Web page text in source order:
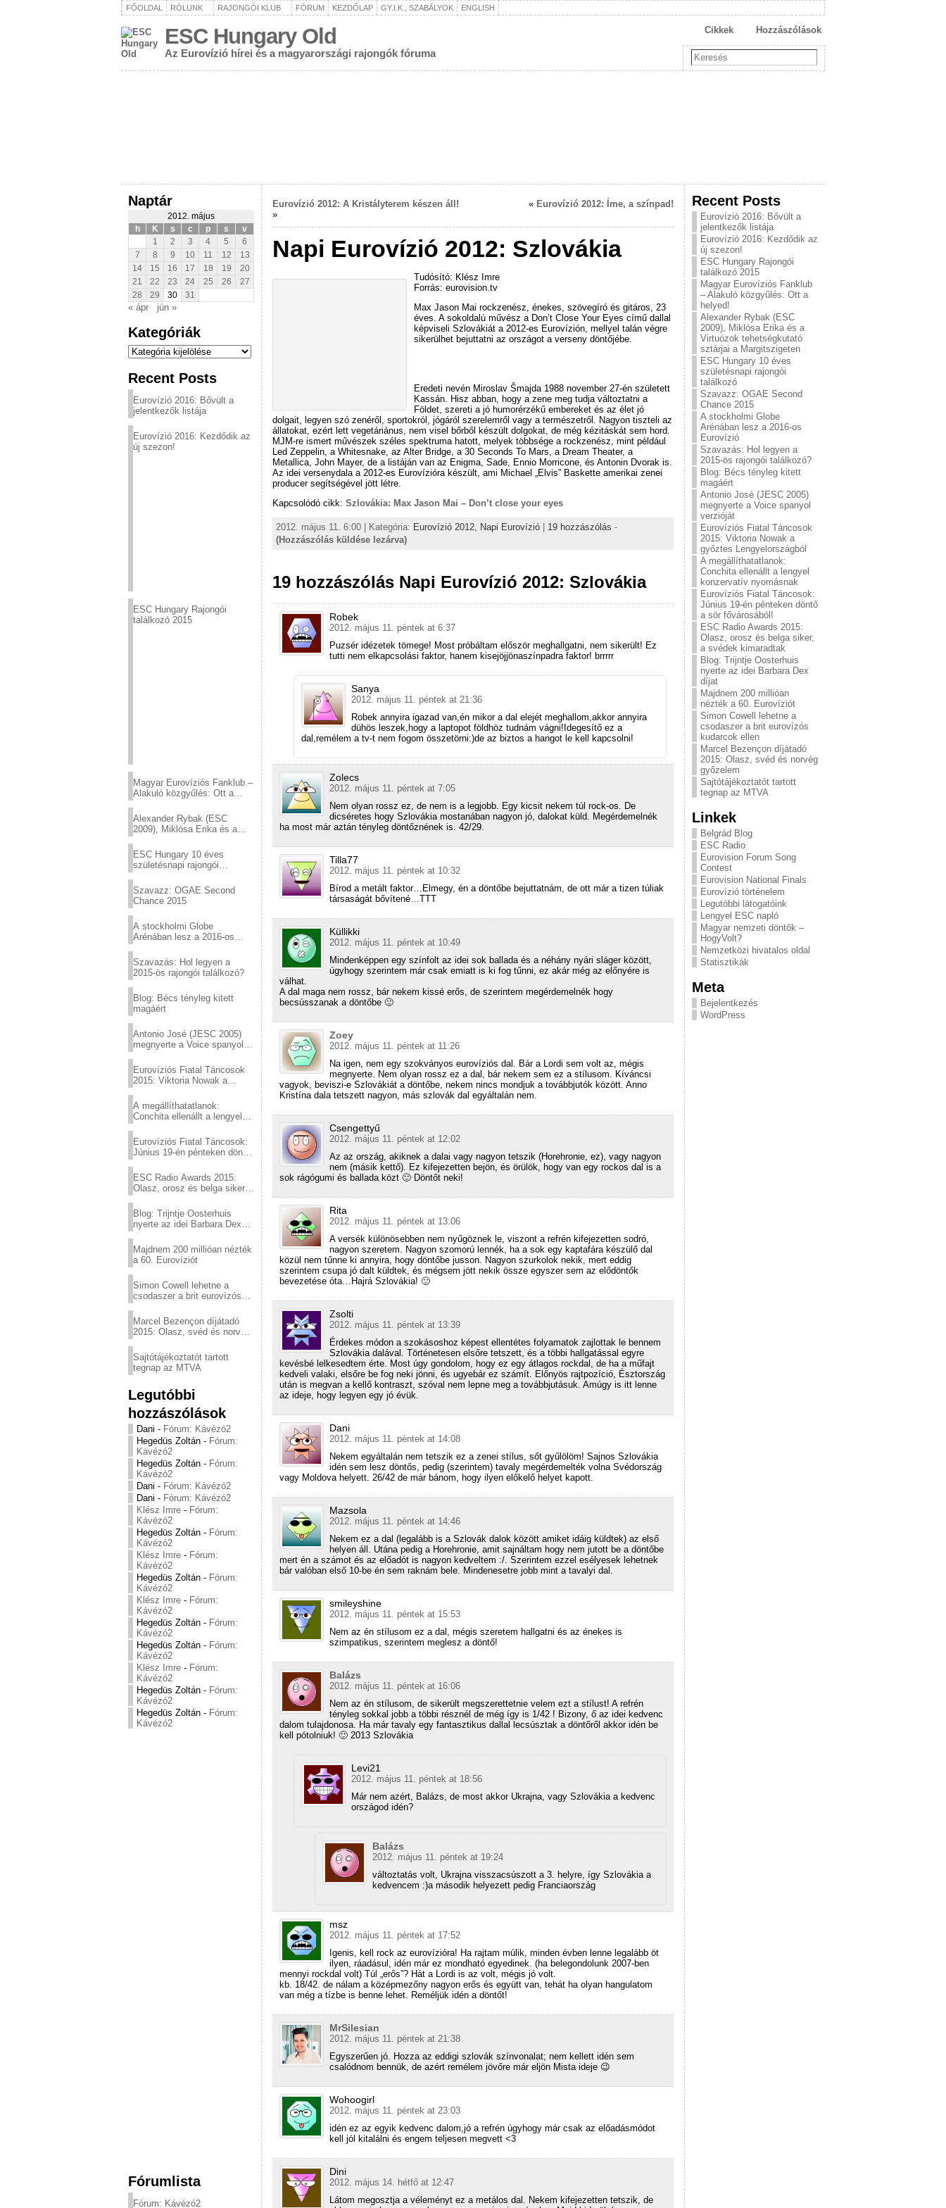
FŐOLDAL RÓLUNK RAJONGÓI KLUB FÓRUM KEZDŐLAP GY.I.K., SZABÁLYOK ENGLISH
ESC Hungary Old
Az Eurovízió hírei és a magyarországi rajongók fóruma
Hozzászólások
Cikkek
Naptár
2012. május
h
K s c p s
v
1
2 3 4 5
6
7
8 9 10 11 12
13
14
15 16 17 18 19
20
21
22 23 24 25 26
27
28
29 30 31
« ápr jún »
Kategóriák
Kategóriák
Recent Posts
Eurovízió 2016: Bővült a
jelentkezők listája
Eurovízió 2016: Kezdődik az
új szezon!
ESC Hungary Rajongói
találkozó 2015
Magyar Eurovíziós Fanklub –
Alakuló közgyűlés: Ott a
Alexander Rybak (ESC
2009), Miklósa Erika és a
sztárjai a Margitszigeten
ESC Hungary 10 éves
születésnapi rajongói
Szavazz: OGAE Second
Chance 2015
A stockholmi Globe
Arénában lesz a 2016-os
Szavazás: Hol legyen a
2015-ös rajongói találkozó?
Blog: Bécs tényleg kitett
magáért
Antonio José (JESC 2005)
megnyerte a Voice spanyol
Eurovíziós Fiatal Táncosok
2015: Viktoria Nowak a
A megállíthatatlanok:
Conchita ellenállt a lengyel
Eurovíziós Fiatal Táncosok:
Június 19-én pénteken döntő
ESC Radio Awards 2015:
Olasz, orosz és belga siker,
Blog: Trijntje Oosterhuis
nyerte az idei Barbara Dex
Majdnem 200 millióan nézték
a 60. Eurovíziót
Simon Cowell lehetne a
csodaszer a brit eurovízós
Marcel Bezençon díjátadó
2015: Olasz, svéd és norvég
Sajtótájékoztatót tartott
tegnap az MTVA
Legutóbbi
hozzászólások
Dani - Fórum: Kávézó2
Hegedüs Zoltán - Fórum:
Kávézó2
Hegedüs Zoltán - Fórum:
Kávézó2
Dani - Fórum: Kávézó2
Dani - Fórum: Kávézó2
Klész Imre - Fórum:
Kávézó2
Hegedüs Zoltán - Fórum:
Kávézó2
Klész Imre - Fórum:
Kávézó2
Hegedüs Zoltán - Fórum:
Kávézó2
Klész Imre - Fórum:
Kávézó2
Hegedüs Zoltán - Fórum:
Kávézó2
Hegedüs Zoltán - Fórum:
Kávézó2
Klész Imre - Fórum:
Kávézó2
Hegedüs Zoltán - Fórum:
Kávézó2
Hegedüs Zoltán - Fórum:
Kávézó2
Fórumlista
Fórum: Kávézó2
Eurovízió 2012: A Kristályterem készen áll!
»
« Eurovízió 2012: Íme, a színpad!
Napi Eurovízió 2012: Szlovákia
Tudósító: Klész Imre
Forrás: eurovision.tv
Max Jason Mai rockzenész, énekes, szövegíró és gitáros, 23
éves. A sokoldalú művész a Don’t Close Your Eyes című dallal
képviseli Szlovákiát a 2012-es Eurovízión, mellyel talán végre
sikerülhet bejuttatni az országot a verseny döntőjébe.
Eredeti nevén Miroslav Šmajda 1988 november 27-én született
Kassán. Hisz abban, hogy a zene meg tudja változtatni a
Földet, szereti a jó humorérzékű embereket és az élet jó
dolgait, legyen szó zenéről, sportokról, jógáról szerelemről vagy a természetről. Nagyon tiszteli az
állatokat, ezért lett vegetáriánus, nem visel bőrből készült dolgokat, de még kézitáskát sem hord.
MJM-re ismert művészek széles spektruma hatott, melyek többsége a rockzenész, mint például
Led Zeppelin, a Whitesnake, az Alter Bridge, a 30 Seconds To Mars, a Dream Theater, a
Metallica, John Mayer, de a listáján van az Enigma, Sade, Ennio Morricone, és Antonin Dvorak is.
Az idei versenydala a 2012-es Eurovízióra készült, ami Michael „Elvis” Baskette amerikai zenei
producer segítségével jött létre.
Kapcsolódó cikk: Szlovákia: Max Jason Mai – Don’t close your eyes
2012. május 11. 6:00 | Kategória: Eurovízió 2012, Napi Eurovízió 19 hozzászólás -
(Hozzászólás küldése lezárva)
19 hozzászólás Napi Eurovízió 2012: Szlovákia
Robek
2012. május 11. péntek at 6:37
Puzsér idézetek tömege! Most próbáltam először meghallgatni, nem sikerült! Ez
tutti nem elkapcsolási faktor, hanem kisejöjjönaszínpadra faktor! brrrrr
Sanya
2012. május 11. péntek at 21:36
Robek annyira igazad van,én mikor a dal elejét meghallom,akkor annyira
dühös leszek,hogy a laptopot földhöz tudnám vágni!Idegesítő ez a
dal,remélem a tv-t nem fogom összetörni:)de az biztos a hangot le kell kapcsolni!
Zolecs
2012. május 11. péntek at 7:05
Nem olyan rossz ez, de nem is a legjobb. Egy kicsit nekem túl rock-os. De
dicséretes hogy Szlovákia mostanában nagyon jó, dalokat küld. Megérdemelnék
ha most már aztán tényleg döntőznének is. 42/29.
Tilla77
2012. május 11. péntek at 10:32
Bírod a metált faktor…Elmegy, én a döntőbe bejuttatnám, de ott már a tizen túliak
társaságát bővítené…TTT
Küllikki
2012. május 11. péntek at 10:49
Mindenképpen egy színfolt az idei sok ballada és a néhány nyári sláger között,
úgyhogy szerintem már csak emiatt is ki fog tűnni, ez akár még az előnyére is
válhat.
A dal maga nem rossz, bár nekem kissé erős, de szerintem megérdemelnék hogy
becsússzanak a döntőbe 🙂
Zoey
2012. május 11. péntek at 11:26
Na igen, nem egy szokványos eurovíziós dal. Bár a Lordi sem volt az, mégis
megnyerte. Nem olyan rossz ez a dal, bár nekem sem ez a stílusom. Kíváncsi
vagyok, beviszi-e Szlovákiát a döntőbe, nekem nincs mondjuk a továbbjutók között. Anno
Kristína dala tetszett nagyon, más szlovák dal egyáltalán nem.
Csengettyű
2012. május 11. péntek at 12:02
Az az ország, akiknek a dalai vagy nagyon tetszik (Horehronie, ez), vagy nagyon
nem (másik kettő). Ez kifejezetten bejön, és örülök, hogy van egy rockos dal is a
sok rágógumi és ballada közt 🙂 Döntőt neki!
Rita
2012. május 11. péntek at 13:06
A versék különösebben nem nyűgöznek le, viszont a refrén kifejezetten sodró,
nagyon szeretem. Nagyon szomorú lennék, ha a sok egy kaptafára készülő dal
közül nem tűnne ki annyira, hogy döntőbe jusson. Nagyon szurkolok nekik, mert eddig
szerintem csupa jó dalt küldtek, és mégsem jött nekik össze egyszer sem az elődöntők
bevezetése óta…Hajrá Szlovákia! 🙂
Zsolti
2012. május 11. péntek at 13:39
Érdekes módon a szokásoshoz képest ellentétes folyamatok zajlottak le bennem
Szlovákia dalával. Történetesen elsőre tetszett, és a többi hallgatással egyre
kevésbé lelkesedtem érte. Most úgy gondolom, hogy ez egy átlagos rockdal, de ha a műfajt
kedveli valaki, elsőre be fog neki jönni, és ugyebár ez számít. Előnyös rajtpozíció, Észtország
után is megvan a kellő kontraszt, szóval nem lepne meg a továbbjutásuk. Amúgy is itt lenne
az ideje, hogy legyen egy jó évük.
Dani
2012. május 11. péntek at 14:08
Nekem egyáltalán nem tetszik ez a zenei stílus, sőt gyűlölöm! Sajnos Szlovákia
idén sem lesz döntős, pedig (szerintem) tavaly megérdemelték volna Svédország
vagy Moldova helyett. 26/42 de már bánom, hogy ilyen előkelő helyet kapott.
Mazsola
2012. május 11. péntek at 14:46
Nekem ez a dal (legalább is a Szlovák dalok között amiket idáig küldtek) az első
helyen áll. Utána pedig a Horehronie, amit sajnáltam hogy nem jutott be a döntőbe
mert én a számot és az előadót is nagyon kedveltem :/. Szerintem ezzel esélyesek lehetnek
bár valóban első 10-be én sem raknám bele. Mindenesetre jobb mint a tavalyi dal.
smileyshine
2012. május 11. péntek at 15:53
Nem az én stílusom ez a dal, mégis szeretem hallgatni és az énekes is
szimpatikus, szerintem meglesz a döntő!
Balázs
2012. május 11. péntek at 16:06
Nem az én stílusom, de sikerült megszerettetnie velem ezt a stílust! A refrén
tényleg sokkal jobb a többi résznél de még így is 1/42 ! Bizony, ő az idei kedvenc
dalom tulajdonosa. Ha már tavaly egy fantasztikus dallal lecsúsztak a döntőről akkor idén be
kell pótolniuk! 🙂 2013 Szlovákia
Levi21
2012. május 11. péntek at 18:56
Már nem azért, Balázs, de most akkor Ukrajna, vagy Szlovákia a kedvenc
országod idén?
Balázs
2012. május 11. péntek at 19:24
változtatás volt, Ukrajna visszacsúszott a 3. helyre, így Szlovákia a
kedvencem :)a második helyezett pedig Franciaország
msz
2012. május 11. péntek at 17:52
Igenis, kell rock az eurovízióra! Ha rajtam múlik, minden évben lenne legalább öt
ilyen, ráadásul, idén már ez mondható egyedinek. (ha belegondolunk 2007-ben
mennyi rockdal volt) Túl „erős”? Hát a Lordi is az volt, mégis jó volt.
kb. 18/42. de nálam a középmezőny nagyon erős és együtt van, tehát ha olyan hangulatom
van még a tízbe is benne lehet. Reméljük idén a döntőt!
MrSilesian
2012. május 11. péntek at 21:38
Egyszerűen jó. Hozza az eddigi szlovák színvonalat; nem kellett idén sem
csalódnom bennük, de azért remélem jövőre már eljön Mista ideje 😉
Wohoogirl
2012. május 11. péntek at 23:03
idén ez az egyik kedvenc dalom,jó a refrén úgyhogy már csak az előadásmódot
kell jól kitalálni és engem teljesen megvett <3
Dini
2012. május 14. hétfő at 12:47
Látom megosztja a véleményt ez a metálos dal. Nekem kifejezetten tetszik, de
Recent Posts
Eurovízió 2016: Bővült a
jelentkezők listája
Eurovízió 2016: Kezdődik az
új szezon!
ESC Hungary Rajongói
találkozó 2015
Magyar Eurovíziós Fanklub
– Alakuló közgyűlés: Ott a
helyed!
Alexander Rybak (ESC
2009), Miklósa Erika és a
Virtuózok tehetségkutató
sztárjai a Margitszigeten
ESC Hungary 10 éves
születésnapi rajongói
találkozó
Szavazz: OGAE Second
Chance 2015
A stockholmi Globe
Arénában lesz a 2016-os
Eurovízió
Szavazás: Hol legyen a
2015-ös rajongói találkozó?
Blog: Bécs tényleg kitett
magáért
Antonio José (JESC 2005)
megnyerte a Voice spanyol
verzióját
Eurovíziós Fiatal Táncosok
2015: Viktoria Nowak a
győztes Lengyelországból
A megállíthatatlanok:
Conchita ellenállt a lengyel
konzervatív nyomásnak
Eurovíziós Fiatal Táncosok:
Június 19-én pénteken döntő
a sör fővárosából!
ESC Radio Awards 2015:
Olasz, orosz és belga siker,
a svédek kimaradtak
Blog: Trijntje Oosterhuis
nyerte az idei Barbara Dex
díjat
Majdnem 200 millióan
nézték a 60. Eurovíziót
Simon Cowell lehetne a
csodaszer a brit eurovízós
kudarcok ellen
Marcel Bezençon díjátadó
2015: Olasz, svéd és norvég
győzelem
Sajtótájékoztatót tartott
tegnap az MTVA
Linkek
Belgrád Blog
ESC Radio
Eurovision Forum Song
Contest
Eurovision National Finals
Eurovízió történelem
Legutóbbi látogatóink
Lengyel ESC napló
Magyar nemzeti döntők –
HogyVolt?
Nemzetközi hivatalos oldal
Statisztikák
Meta
Bejelentkezés
WordPress